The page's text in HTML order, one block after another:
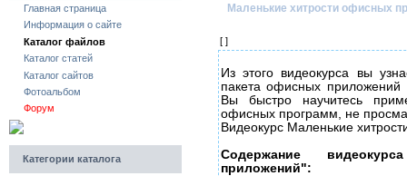
Главная страница
Информация о сайте
Каталог файлов
Каталог статей
Каталог сайтов
Фотоальбом
Форум
Категории каталога
Маленькие хитрости офисных
[ ]
Из этого видеокурса вы
пакета офисных приложений
Вы быстро научитесь
офисных программ, не
Видеокурс Маленькие
Содержание
приложений":